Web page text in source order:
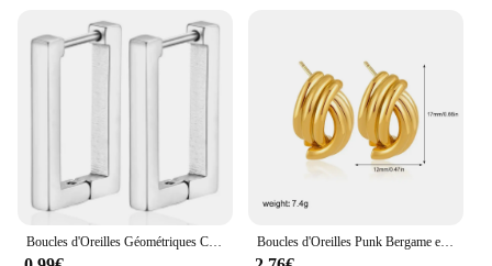
Boucles d'Oreilles Punk Bergame en Forme de C pour Femme, Créoles à Nministériels d Épais en Acier Inoxydable Plaqué Or, Bijoux Vintage